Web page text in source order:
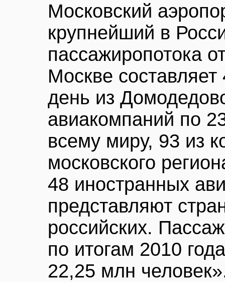
Московский
крупнейший в
пассажиропотока
Москве
день из
авиакомпаний по
всему миру, 93 из
московского
48 иностранных
представляют
российских.
по итогам 2010
22,25 млн